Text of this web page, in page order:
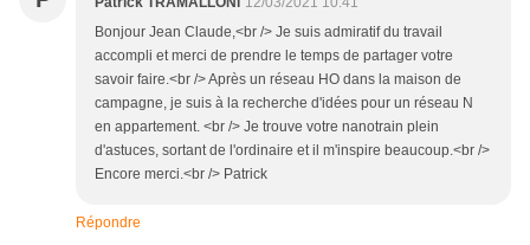
Bonjour Jean Claude,<br /> Je suis admiratif du travail
accompli et merci de prendre le temps de partager votre
savoir faire.<br /> Après un réseau HO dans la maison de
campagne, je suis à la recherche d'idées pour un réseau N
en appartement. <br /> Je trouve votre nanotrain plein
d'astuces, sortant de l'ordinaire et il m'inspire beaucoup.<br />
Encore merci.<br /> Patrick
Répondre